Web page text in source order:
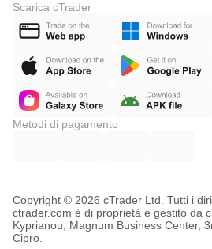
Scarica cTrader
Metodi di pagamento
Copyright © 2026 cTrader Ltd. Tutti i
ctrader.com è di proprietà e gestito da
Kyprianou, Magnum Business Center,
Cipro.